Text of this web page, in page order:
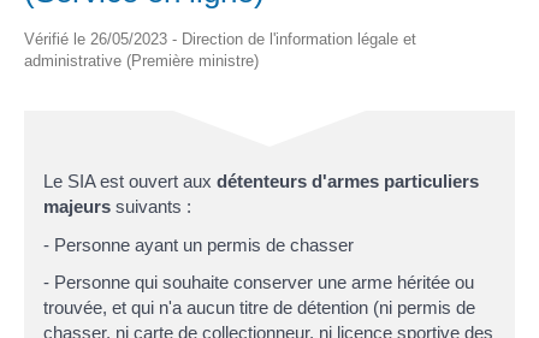
Vérifié le 26/05/2023 - Direction de l'information légale et
administrative (Première ministre)
Le SIA est ouvert aux détenteurs d'armes particuliers
majeurs suivants :
- Personne ayant un permis de chasser
- Personne qui souhaite conserver une arme héritée ou
trouvée, et qui n'a aucun titre de détention (ni permis de
chasser, ni carte de collectionneur, ni licence sportive des